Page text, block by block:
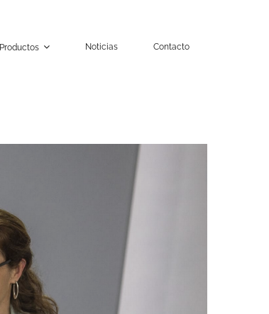
Productos Noticias Contacto